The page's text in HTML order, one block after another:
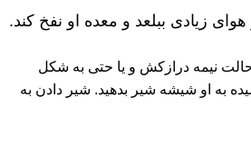
زیادی ببلعد و معده او نفخ کند.
حالت نیمه درازکش و یا حتی به شکل
به او شیشه شیر بدهید. شیر دادن به